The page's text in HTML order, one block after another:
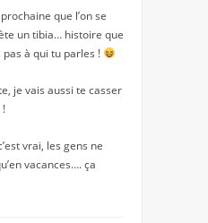
que l’on se
un tibia… histoire que
pas à qui tu parles !
je vais aussi te casser
!
vrai, les gens ne
vacances…. ça